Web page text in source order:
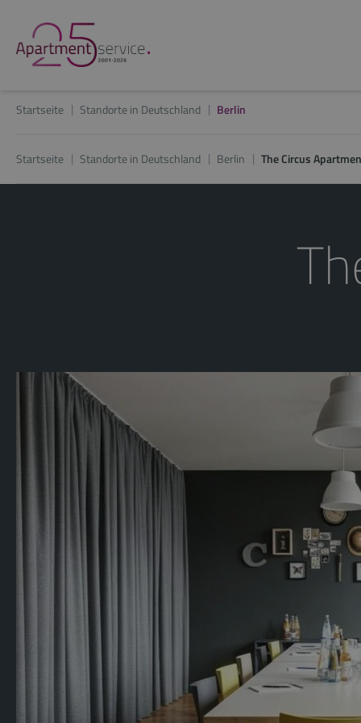
Startseite Standorte in Deutschland Berlin
Startseite Standorte in Deutschland Berlin The Circus